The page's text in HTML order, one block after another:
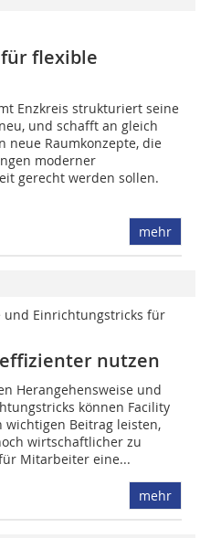
flexible
Enzkreis strukturiert seine
und schafft an gleich
neue Raumkonzepte, die
moderner
gerecht werden sollen.
mehr
und Einrichtungstricks für
nutzen
Herangehensweise und
können Facility
wichtigen Beitrag leisten,
wirtschaftlicher zu
Mitar­beiter eine...
mehr